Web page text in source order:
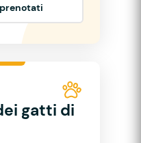
gatti di